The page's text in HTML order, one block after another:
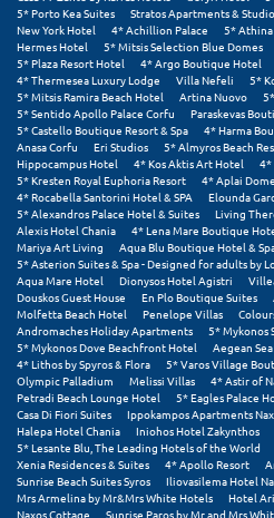
Μήλος
Μονεμβασιά
Μουζάκι
Μπαλί Κρήτης
Μπάνσκο
Μπούκα Μεσσηνίας
Μύκονος
Μυστράς
Μυτιλήνη
Ν
Νάξος
Νάουσα
5* Porto Kea Suites
Stratos Apartments &
New York Hotel
4* Achillion Palace 5*
Hermes Hotel
5* Mitsis Selection Blue Domes
5* Plaza Resort Hotel
4* Argo Boutique Hotel
4* Thermesea Luxury Lodge
Villa Nefeli
5*
5* Mitsis Ramira Beach Hotel
Artina Nuovo
5* Sentido Apollo Palace Corfu
Paraskevas
5* Castello Boutique Resort & Spa
4* Harma
Anasa Corfu
Eri Studios 5* Almyros Beach
Hippocampus Hotel
4* Kos Aktis Art Hotel
4*
5* Kresten Royal Euphoria Resort
4* Aplai Dome
4* Rocabella Santorini Hotel & SPA
Elounda
5* Alexandros Palace Hotel & Suites
Living
Alexis Hotel Chania
4* Lena Mare Boutique
Mariya Art Living
Aqua Blu Boutique Hotel &
5* Asterion Suites & Spa - Designed for adults by
Aqua Mare Hotel
Dionysos Hotel Agistri
Douskos Guest House
En Plo Boutique Suites
Molfetta Beach Hotel
Penelope Villas
Andromaches Holiday Apartments
5* Mykonos
5* Mykonos Dove Beachfront Hotel
Aegean
4* Lithos by Spyros & Flora
5* Varos Village
Olympic Palladium
Melissi Villas
4* Astir of
Petradi Beach Lounge Hotel
5* Eagles Palace
Casa Di Fiori Suites
Ippokampos Apartments
Halepa Hotel Chania
Iniohos Hotel Zakynthos
5* Lesante Blu, The Leading Hotels of the World
Xenia Residences & Suites
4* Apollo Resort
Sunrise Beach Suites Syros
Iliovasilema Hotel
Mrs Armelina by Mr&Mrs White Hotels
Hotel
Naxos Cottage
Sunrise Paros by Mr and Mrs